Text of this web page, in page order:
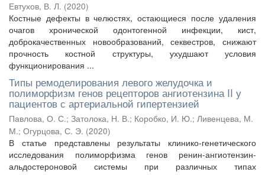
Евтухов, В. Л. (2020)
Костные дефекты в челюстях, остающиеся после удаления
очагов хронической одонтогенной инфекции, кист,
доброкачественных новообразований, секвестров, снижают
прочность костной структуры, ухудшают условия
функционирования ...
Типы ремоделирования левого желудочка и
полиморфизм генов рецепторов ангиотензина II у
пациентов с артериальной гипертензией
Павлова, О. С.; Затолока, Н. В.; Коробко, И. Ю.; Ливенцева, М.
М.; Огурцова, С. Э. (2020)
В статье представлены результаты клинико-генетического
исследования полиморфизма генов ренин-ангиотензин-
альдостероновой системы при различных типах